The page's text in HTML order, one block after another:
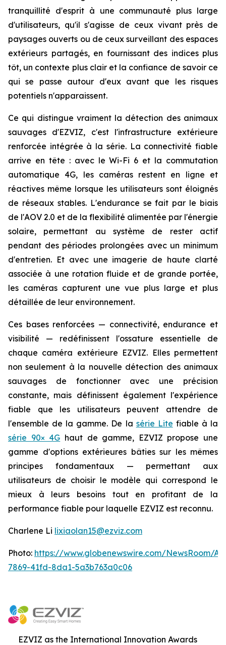
tranquillité d'esprit à une communauté plus large
d'utilisateurs, qu'il s'agisse de ceux vivant près de
paysages ouverts ou de ceux surveillant des espaces
extérieurs partagés, en fournissant des indices plus
tôt, un contexte plus clair et la confiance de savoir ce
qui se passe autour d'eux avant que les risques
potentiels n'apparaissent.
Ce qui distingue vraiment la détection des animaux
sauvages d'EZVIZ, c'est l'infrastructure extérieure
renforcée intégrée à la série. La connectivité fiable
arrive en tête : avec le Wi-Fi 6 et la commutation
automatique 4G, les caméras restent en ligne et
réactives même lorsque les utilisateurs sont éloignés
de réseaux stables. L'endurance se fait par le biais
de l'AOV 2.0 et de la flexibilité alimentée par l'énergie
solaire, permettant au système de rester actif
pendant des périodes prolongées avec un minimum
d'entretien. Et avec une imagerie de haute clarté
associée à une rotation fluide et de grande portée,
les caméras capturent une vue plus large et plus
détaillée de leur environnement.
Ces bases renforcées — connectivité, endurance et
visibilité — redéfinissent l'ossature essentielle de
chaque caméra extérieure EZVIZ. Elles permettent
non seulement à la nouvelle détection des animaux
sauvages de fonctionner avec une précision
constante, mais définissent également l'expérience
fiable que les utilisateurs peuvent attendre de
l'ensemble de la gamme. De la série Lite fiable à la
série 90× 4G haut de gamme, EZVIZ propose une
gamme d'options extérieures bâties sur les mêmes
principes fondamentaux — permettant aux
utilisateurs de choisir le modèle qui correspond le
mieux à leurs besoins tout en profitant de la
performance fiable pour laquelle EZVIZ est reconnu.
Charlene Li lixiaolan15@ezviz.com
Photo: https://www.globenewswire.com/NewsRoom/
7869-41fd-8da1-5a3b763a0c06
EZVIZ as the International Innovation Awards